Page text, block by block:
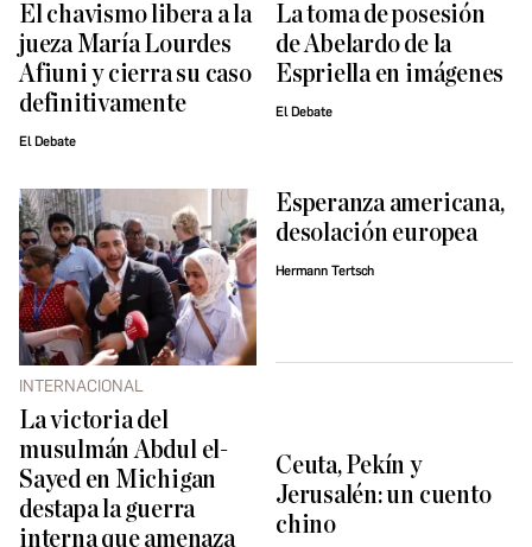
El chavismo libera a la
jueza María Lourdes
Afiuni y cierra su caso
definitivamente
El Debate
La toma de posesión
de Abelardo de la
Espriella en imágenes
El Debate
INTERNACIONAL
La victoria del
musulmán Abdul el-
Sayed en Michigan
destapa la guerra
interna que amenaza
Esperanza americana,
desolación europea
Hermann Tertsch
Ceuta, Pekín y
Jerusalén: un cuento
chino